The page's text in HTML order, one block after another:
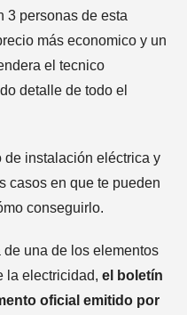
3 personas de esta
más economico y un
el tecnico
detalle de todo el
instalación eléctrica y
casos en que te pueden
conseguirlo.
de una de los elementos
la electricidad, el boletín
oficial emitido por